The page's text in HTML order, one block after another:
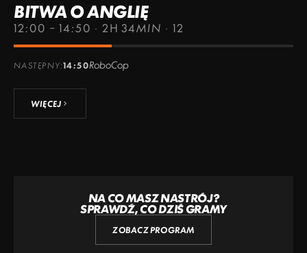
BITWA O ANGLIĘ
12:00 – 14:50 · 2H 34MIN · 12
NASTĘPNY:14:50RoboCop
WIĘCEJ
NA CO MASZ NASTRÓJ?
SPRAWDŹ, CO DZIŚ GRAMY
ZOBACZ PROGRAM